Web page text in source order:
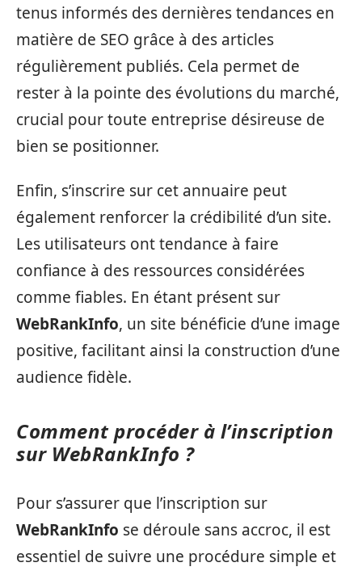
tenus informés des dernières tendances en
matière de SEO grâce à des articles
régulièrement publiés. Cela permet de
rester à la pointe des évolutions du marché,
crucial pour toute entreprise désireuse de
bien se positionner.
Enfin, s’inscrire sur cet annuaire peut
également renforcer la crédibilité d’un site.
Les utilisateurs ont tendance à faire
confiance à des ressources considérées
comme fiables. En étant présent sur
WebRankInfo, un site bénéficie d’une image
positive, facilitant ainsi la construction d’une
audience fidèle.
Comment procéder à l’inscription
sur WebRankInfo ?
Pour s’assurer que l’inscription sur
WebRankInfo se déroule sans accroc, il est
essentiel de suivre une procédure simple et